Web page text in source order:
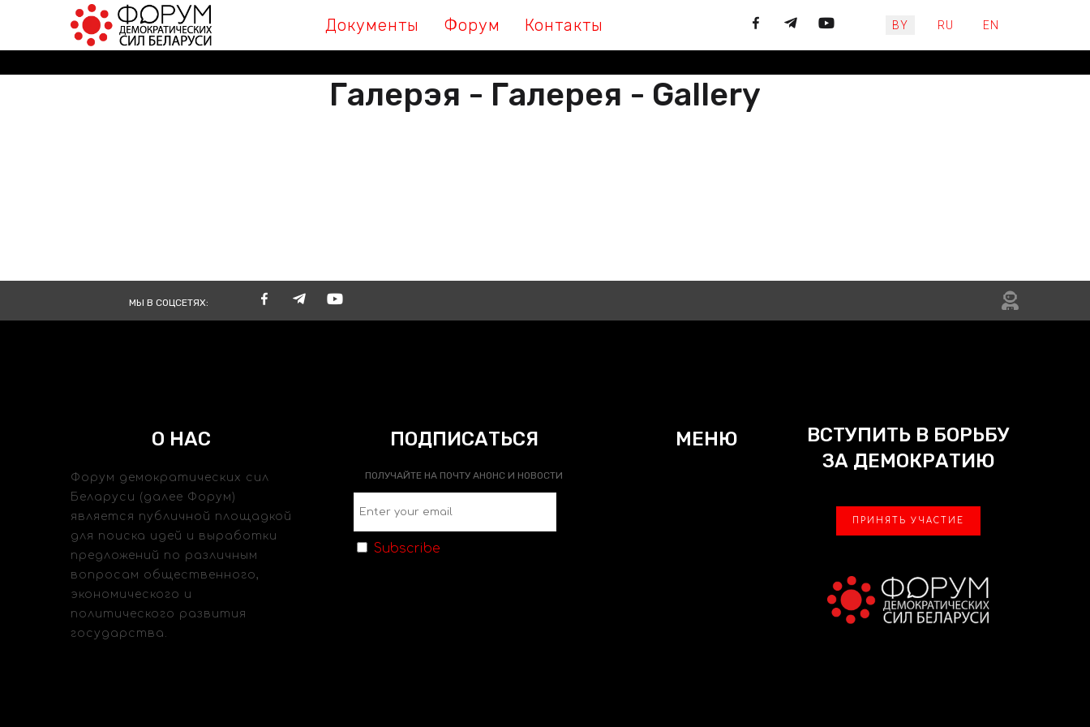
Документы Форум Контакты Выберите язык
BY RU EN
Галерэя - Галерея - Gallery
МЫ В СОЦСЕТЯХ:
О НАС
Форум демократических сил
Беларуси (далее Форум)
является публичной площадкой
для поиска идей и выработки
предложений по различным
вопросам общественного,
экономического и
политического развития
государства.
ПОДПИСАТЬСЯ
ПОЛУЧАЙТЕ НА ПОЧТУ АНОНС И НОВОСТИ
Subscribe
МЕНЮ
ВСТУПИТЬ В БОРЬБУ
ЗА ДЕМОКРАТИЮ
ПРИНЯТЬ УЧАСТИЕ